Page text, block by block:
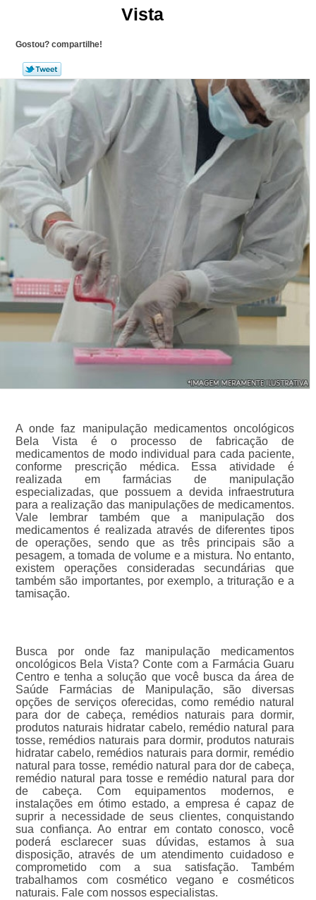
Vista
Gostou? compartilhe!
A onde faz manipulação medicamentos oncológicos
Bela Vista é o processo de fabricação de
medicamentos de modo individual para cada paciente,
conforme prescrição médica. Essa atividade é
realizada em farmácias de manipulação
especializadas, que possuem a devida infraestrutura
para a realização das manipulações de medicamentos.
Vale lembrar também que a manipulação dos
medicamentos é realizada através de diferentes tipos
de operações, sendo que as três principais são a
pesagem, a tomada de volume e a mistura. No entanto,
existem operações consideradas secundárias que
também são importantes, por exemplo, a trituração e a
tamisação.
Busca por onde faz manipulação medicamentos
oncológicos Bela Vista? Conte com a Farmácia Guaru
Centro e tenha a solução que você busca da área de
Saúde Farmácias de Manipulação, são diversas
opções de serviços oferecidas, como remédio natural
para dor de cabeça, remédios naturais para dormir,
produtos naturais hidratar cabelo, remédio natural para
tosse, remédios naturais para dormir, produtos naturais
hidratar cabelo, remédios naturais para dormir, remédio
natural para tosse, remédio natural para dor de cabeça,
remédio natural para tosse e remédio natural para dor
de cabeça. Com equipamentos modernos, e
instalações em ótimo estado, a empresa é capaz de
suprir a necessidade de seus clientes, conquistando
sua confiança. Ao entrar em contato conosco, você
poderá esclarecer suas dúvidas, estamos à sua
disposição, através de um atendimento cuidadoso e
comprometido com a sua satisfação. Também
trabalhamos com cosmético vegano e cosméticos
naturais. Fale com nossos especialistas.